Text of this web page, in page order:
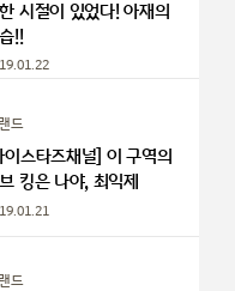
시절이 있었다! 아재의
!!
드
이스타즈채널] 이 구역의
킹은 나야, 최익제
드